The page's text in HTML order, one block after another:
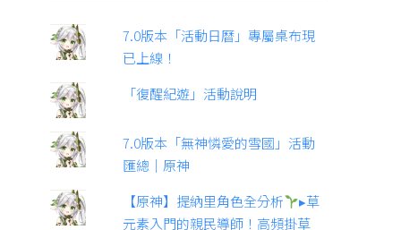
7.0版本「活動日曆」專屬桌布現
已上線！
「復醒紀遊」活動說明
7.0版本「無神憐愛的雪國」活動
匯總｜原神
【原神】提納里角色全分析
▸草
元素入門的親民導師！高頻掛草